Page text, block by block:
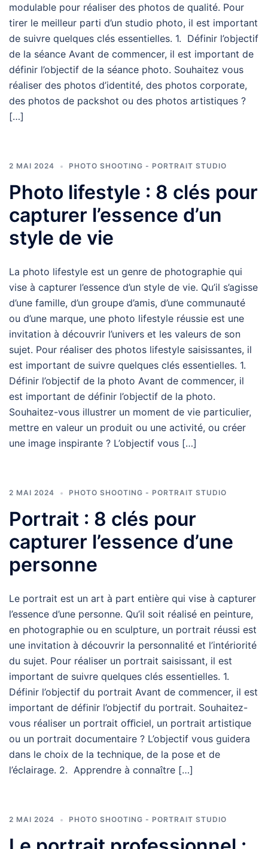
modulable pour réaliser des photos de qualité. Pour
tirer le meilleur parti d’un studio photo, il est important
de suivre quelques clés essentielles. 1. Définir l’objectif
de la séance Avant de commencer, il est important de
définir l’objectif de la séance photo. Souhaitez vous
réaliser des photos d’identité, des photos corporate,
des photos de packshot ou des photos artistiques ?
[…]
2 MAI 2024 PHOTO SHOOTING - PORTRAIT STUDIO
Photo lifestyle : 8 clés pour
capturer l’essence d’un
style de vie
La photo lifestyle est un genre de photographie qui
vise à capturer l’essence d’un style de vie. Qu’il s’agisse
d’une famille, d’un groupe d’amis, d’une communauté
ou d’une marque, une photo lifestyle réussie est une
invitation à découvrir l’univers et les valeurs de son
sujet. Pour réaliser des photos lifestyle saisissantes, il
est important de suivre quelques clés essentielles. 1.
Définir l’objectif de la photo Avant de commencer, il
est important de définir l’objectif de la photo.
Souhaitez-vous illustrer un moment de vie particulier,
mettre en valeur un produit ou une activité, ou créer
une image inspirante ? L’objectif vous […]
2 MAI 2024 PHOTO SHOOTING - PORTRAIT STUDIO
Portrait : 8 clés pour
capturer l’essence d’une
personne
Le portrait est un art à part entière qui vise à capturer
l’essence d’une personne. Qu’il soit réalisé en peinture,
en photographie ou en sculpture, un portrait réussi est
une invitation à découvrir la personnalité et l’intériorité
du sujet. Pour réaliser un portrait saisissant, il est
important de suivre quelques clés essentielles. 1.
Définir l’objectif du portrait Avant de commencer, il est
important de définir l’objectif du portrait. Souhaitez-
vous réaliser un portrait oﬃciel, un portrait artistique
ou un portrait documentaire ? L’objectif vous guidera
dans le choix de la technique, de la pose et de
l’éclairage. 2. Apprendre à connaître […]
2 MAI 2024 PHOTO SHOOTING - PORTRAIT STUDIO